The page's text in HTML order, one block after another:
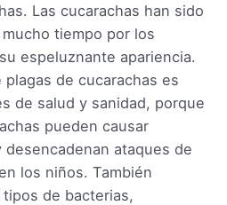
Las cucarachas han sido
tiempo por los
espeluznante apariencia.
de cucarachas es
de salud y sanidad, porque
pueden causar
ataques de
los niños. También
de bacterias,